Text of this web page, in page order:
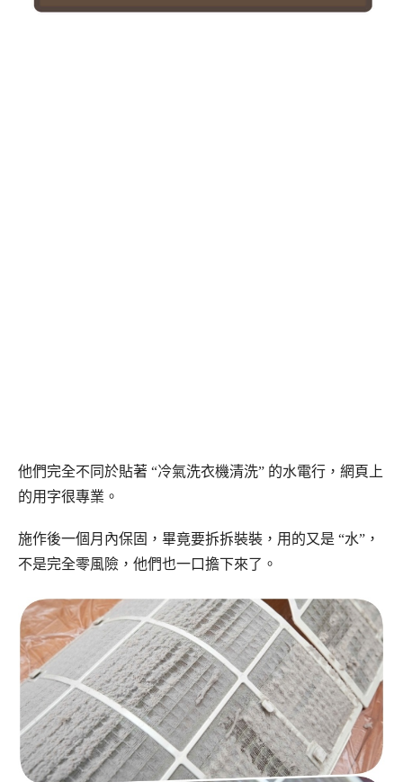
他們完全不同於貼著 “冷氣洗衣機清洗” 的水電行，網頁上
的用字很專業。
施作後一個月內保固，畢竟要拆拆裝裝，用的又是 “水”，
不是完全零風險，他們也一口擔下來了。